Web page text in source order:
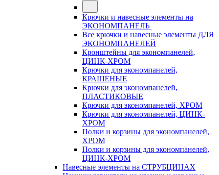
Крючки и навесные элементы на
ЭКОНОМПАНЕЛЬ
Все крючки и навесные элементы ДЛЯ
ЭКОНОМПАНЕЛЕЙ
Кронштейны для экономпанелей,
ЦИНК-ХРОМ
Крючки для экономпанелей,
КРАШЕНЫЕ
Крючки для экономпанелей,
ПЛАСТИКОВЫЕ
Крючки для экономпанелей, ХРОМ
Крючки для экономпанелей, ЦИНК-
ХРОМ
Полки и корзины для экономпанелей,
ХРОМ
Полки и корзины для экономпанелей,
ЦИНК-ХРОМ
Навесные элементы на СТРУБЦИНАХ